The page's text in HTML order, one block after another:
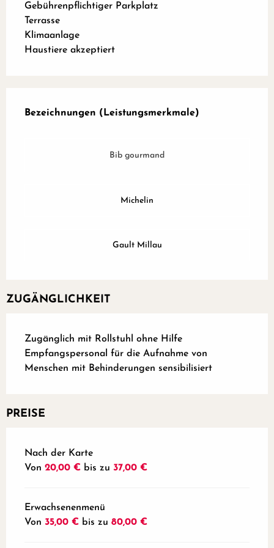
Gebührenpflichtiger Parkplatz
Terrasse
Klimaanlage
Haustiere akzeptiert
Bezeichnungen (Leistungsmerkmale)
Bezeichnungen (Leistungsmerkmale)
Bib gourmand
Michelin
Gault Millau
ZUGÄNGLICHKEIT
Zugänglich mit Rollstuhl ohne Hilfe
Empfangspersonal für die Aufnahme von
Menschen mit Behinderungen sensibilisiert
PREISE
Preise 2026
Nach der Karte
Von 20,00 € bis zu 37,00 €
Erwachsenenmenü
Von 35,00 € bis zu 80,00 €